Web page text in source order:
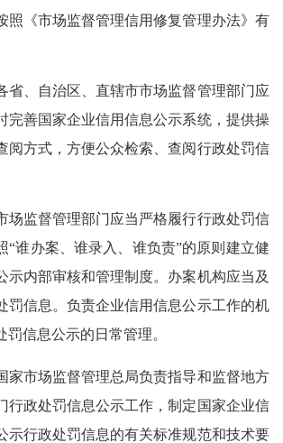
照《市场监督管理信用修复管理办法》有
自治区、直辖市市场监督管理部门应
完善国家企业信用信息公示系统，提供操
阅方式，方便公众检索、查阅行政处罚信
督管理部门应当严格履行行政处罚信
“谁办案、谁录入、谁负责”的原则建立健
示内部审核和管理制度。办案机构应当及
罚信息。负责企业信用信息公示工作的机
罚信息公示的日常管理。
场监督管理总局负责指导和监督地方
行政处罚信息公示工作，制定国家企业信
示行政处罚信息的有关标准规范和技术要